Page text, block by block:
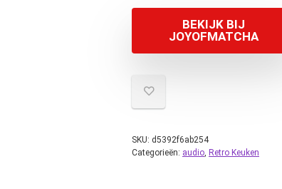
BEKIJK BIJ
JOYOFMATCHA
SKU: d5392f6ab254
Categorieën: audio, Retro Keuken